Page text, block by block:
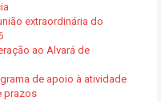
extraordinária do
ao Alvará de
de apoio à atividade
prazos